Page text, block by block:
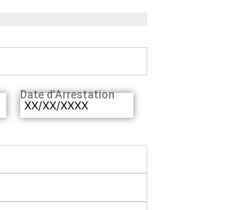
Date d’Arrestation
XX/XX/XXXX